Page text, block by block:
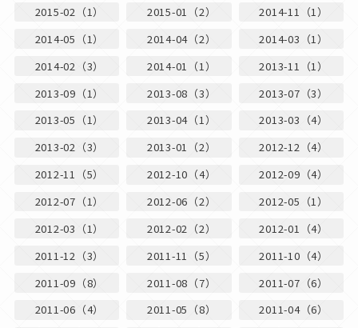
2015-02（1）
2015-01（2）
2014-11（1）
2014-05（1）
2014-04（2）
2014-03（1）
2014-02（3）
2014-01（1）
2013-11（1）
2013-09（1）
2013-08（3）
2013-07（3）
2013-05（1）
2013-04（1）
2013-03（4）
2013-02（3）
2013-01（2）
2012-12（4）
2012-11（5）
2012-10（4）
2012-09（4）
2012-07（1）
2012-06（2）
2012-05（1）
2012-03（1）
2012-02（2）
2012-01（4）
2011-12（3）
2011-11（5）
2011-10（4）
2011-09（8）
2011-08（7）
2011-07（6）
2011-06（4）
2011-05（8）
2011-04（6）